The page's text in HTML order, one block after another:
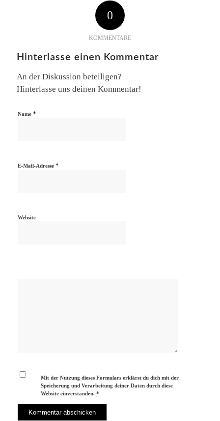
0
KOMMENTARE
Hinterlasse einen Kommentar
An der Diskussion beteiligen?
Hinterlasse uns deinen Kommentar!
Name *
E-Mail-Adresse *
Website
Mit der Nutzung dieses Formulars erklärst du dich mit der
Speicherung und Verarbeitung deiner Daten durch diese
Website einverstanden.*